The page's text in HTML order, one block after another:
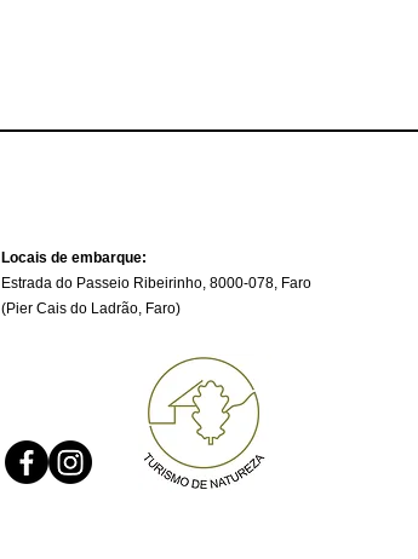
Locais de embarque:
Estrada do Passeio Ribeirinho, 8000-078, Faro ​
(Pier Cais do Ladrão, Faro)